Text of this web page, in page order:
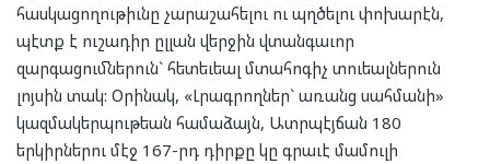
հասկացողութիւնը չարաշահելու ու պղծելու փոխարէն,
պէտք է ուշադիր ըլլան վերջին վտանգաւոր
զարգացումներուն` հետեւեալ մտահոգիչ տուեալներուն
լոյսին տակ: Օրինակ, «Լրագրողներ` առանց սահմանի»
կազմակերպութեան համաձայն, Ատրպէյճան 180
երկիրներու մէջ 167-րդ դիրքը կը գրաւէ մամուլի